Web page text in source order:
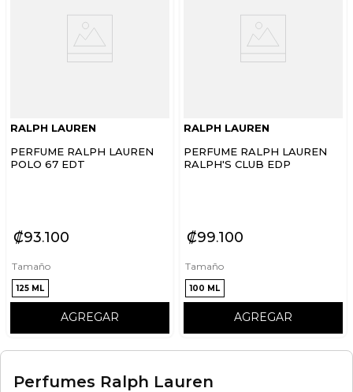
RALPH LAUREN
PERFUME RALPH LAUREN
POLO 67 EDT
₡93 100
Tamaño
125 ML
AGREGAR
RALPH LAUREN
PERFUME RALPH LAUREN
RALPH'S CLUB EDP
₡99 100
Tamaño
100 ML
AGREGAR
Perfumes Ralph Lauren